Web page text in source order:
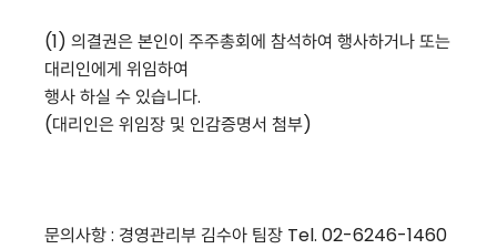
(1) 의결권은 본인이 주주총회에 참석하여 행사하거나 또는
대리인에게 위임하여
행사 하실 수 있습니다.
(대리인은 위임장 및 인감증명서 첨부)
문의사항 : 경영관리부 김수아 팀장 Tel. 02-6246-1460